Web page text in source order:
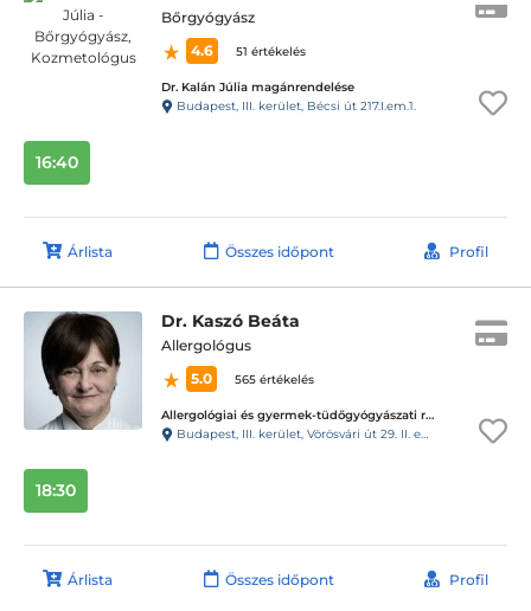
Bőrgyógyász
4.6
51 értékelés
Dr. Kalán Júlia magánrendelése
Budapest, III. kerület, Bécsi út 217.I.em.1.
16:40
Árlista Összes időpont Profil
Dr. Kaszó Beáta
Allergológus
5.0
565 értékelés
Allergológiai és gyermek-tüdőgyógyászati rendelő - Budapest, III. ker.
Budapest, III. kerület, Vörösvári út 29. II. em. 5.
18:30
Árlista Összes időpont Profil